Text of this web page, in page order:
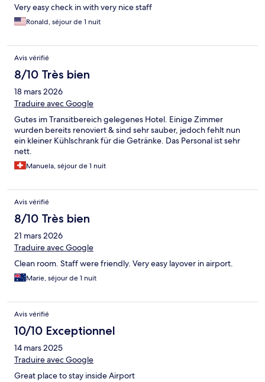
Very easy check in with very nice staff
Ronald, séjour de 1 nuit
Avis vérifié
8/10 Très bien
18 mars 2026
Traduire avec Google
Gutes im Transitbereich gelegenes Hotel. Einige Zimmer
wurden bereits renoviert & sind sehr sauber, jedoch fehlt nun
ein kleiner Kühlschrank für die Getränke. Das Personal ist sehr
nett.
Manuela, séjour de 1 nuit
Avis vérifié
8/10 Très bien
21 mars 2026
Traduire avec Google
Clean room. Staff were friendly. Very easy layover in airport.
Marie, séjour de 1 nuit
Avis vérifié
10/10 Exceptionnel
14 mars 2025
Traduire avec Google
Great place to stay inside Airport